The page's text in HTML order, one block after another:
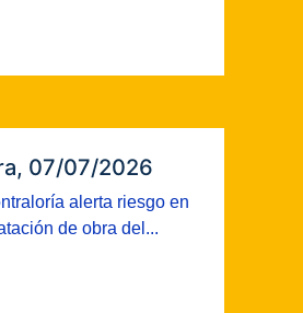
07/07/2026
alerta riesgo en
de obra del...